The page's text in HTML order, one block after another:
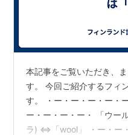
本記事をご覧いただき、
す。 今回ご紹介するフィ
す。 ・ー・ー・ー・ー・
ー・ー・ー・ー・ 「ウ
ラ) ⇔「wool」 ・ー・ー